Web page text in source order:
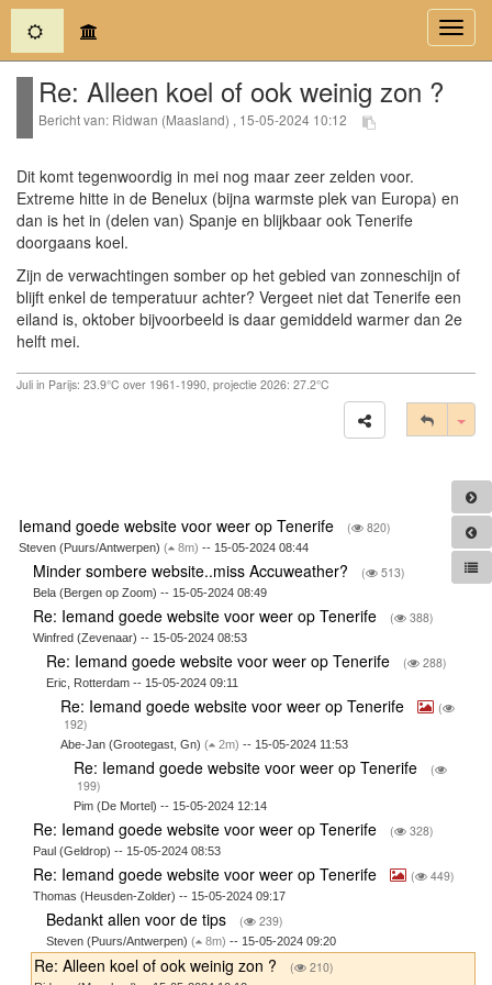
(current)
Re: Alleen koel of ook weinig zon ?
Bericht van: Ridwan (Maasland) , 15-05-2024 10:12
Dit komt tegenwoordig in mei nog maar zeer zelden voor.
Extreme hitte in de Benelux (bijna warmste plek van Europa) en
dan is het in (delen van) Spanje en blijkbaar ook Tenerife
doorgaans koel.
Zijn de verwachtingen somber op het gebied van zonneschijn of
blijft enkel de temperatuur achter? Vergeet niet dat Tenerife een
eiland is, oktober bijvoorbeeld is daar gemiddeld warmer dan 2e
helft mei.
Juli in Parijs: 23.9°C over 1961-1990, projectie 2026: 27.2°C
Iemand goede website voor weer op Tenerife ( 820)
Steven (Puurs/Antwerpen) ( 8m) -- 15-05-2024 08:44
Minder sombere website..miss Accuweather? ( 513)
Bela (Bergen op Zoom) -- 15-05-2024 08:49
Re: Iemand goede website voor weer op Tenerife ( 388)
Winfred (Zevenaar) -- 15-05-2024 08:53
Re: Iemand goede website voor weer op Tenerife ( 288)
Eric, Rotterdam -- 15-05-2024 09:11
Re: Iemand goede website voor weer op Tenerife
(
192)
Abe-Jan (Grootegast, Gn) ( 2m) -- 15-05-2024 11:53
Re: Iemand goede website voor weer op Tenerife
(
199)
Pim (De Mortel) -- 15-05-2024 12:14
Re: Iemand goede website voor weer op Tenerife ( 328)
Paul (Geldrop) -- 15-05-2024 08:53
Re: Iemand goede website voor weer op Tenerife ( 449)
Thomas (Heusden-Zolder) -- 15-05-2024 09:17
Bedankt allen voor de tips ( 239)
Steven (Puurs/Antwerpen)( 8m) -- 15-05-2024 09:20
Re: Alleen koel of ook weinig zon ? ( 210)